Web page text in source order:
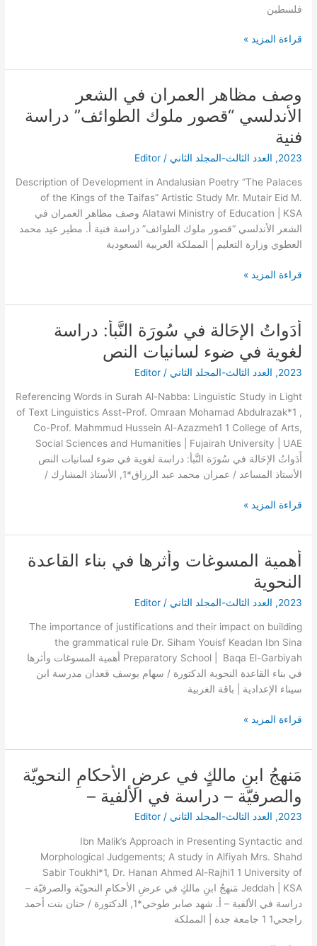
فلسطين
قراءة المزيد »
وصف مظاهر العمران في الشعر
الأندلسي “قصور ملوك الطوائف” دراسة
فنية
2023
, العدد الثالث-المجلد الثاني /
Editor
Description of Development in Andalusian Poetry “The Palaces
of the Kings of the Taifas” Artistic Study Mr. Mutair Eid M.
Alatawi Ministry of Education | KSA وصف مظاهر العمران في
الشعر الأندلسي “قصور ملوك الطوائف” دراسة فنية أ. مطير عيد محمد
العطوي وزارة التعليم | المملكة العربية السعودية
مظاهر
العمران
في
الشعر
“قصور
ملوك
الطوائف”
دراسة
فنية
قراءة المزيد »
أَدَواتُ الإحَالة في سُورَة النَّبأ: دراسة
لغوية في ضوء لسانيات النص
2023
, العدد الثالث-المجلد الثاني /
Editor
Referencing Words in Surah Al-Nabba: Linguistic Study in Light
of Text Linguistics Asst-Prof. Omraan Mohamad Abdulrazak*1 ,
Co-Prof. Mahmmud Hussein Al-Azazmeh1 1 College of Arts,
Social Sciences and Humanities | Fujairah University | UAE
أَدَواتُ الإحَالة في سُورَة النَّبأ: دراسة لغوية في ضوء لسانيات النص
الأستاذ المساعد / عمران محمد عبد الرزاق*1, الأستاذ المشارك /
أَدَواتُ
الإحَالة
في
سُورَة
دراسة
لغوية
في
ضوء
لسانيات
قراءة المزيد »
أهمية المسوغات وأثرها في بناء القاعدة
النحوية
2023
, العدد الثالث-المجلد الثاني /
Editor
The importance of justifications and their impact on building
the grammatical rule Dr. Siham Youisf Keadan Ibn Sina
Preparatory School | Baqa El-Garbiyah أهمية المسوغات وأثرها
في بناء القاعدة النحوية الدكتورة / سهام يوسف قعدان مدرسة ابن
سيناء الإعدادية | باقة الغربية
أهمية
المسوغات
وأثرها
في
القاعدة
قراءة المزيد »
مَنهجُ ابنِ مالكٍ في عرضِ الأحكامِ النحويّة
والصرفيّة – دراسة في الألفية –
2023
, العدد الثالث-المجلد الثاني /
Editor
Ibn Malik’s Approach in Presenting Syntactic and
Morphological Judgements; A study in Alfiyah Mrs. Shahd
Sabir Toukhi*1, Dr. Hanan Ahmed Al-Rajhi1 1 University of
Jeddah | KSA مَنهجُ ابنِ مالكٍ في عرضِ الأحكامِ النحويّة والصرفيّة –
دراسة في الألفية – أ. شهد صابر طوخي*1, الدكتورة / حنان بنت أحمد
راجحي1 1 جامعة جدة | المملكة
مَنهجُ
ابنِ
مالكٍ
في
والصرفيّة
دراسة
في
الألفية